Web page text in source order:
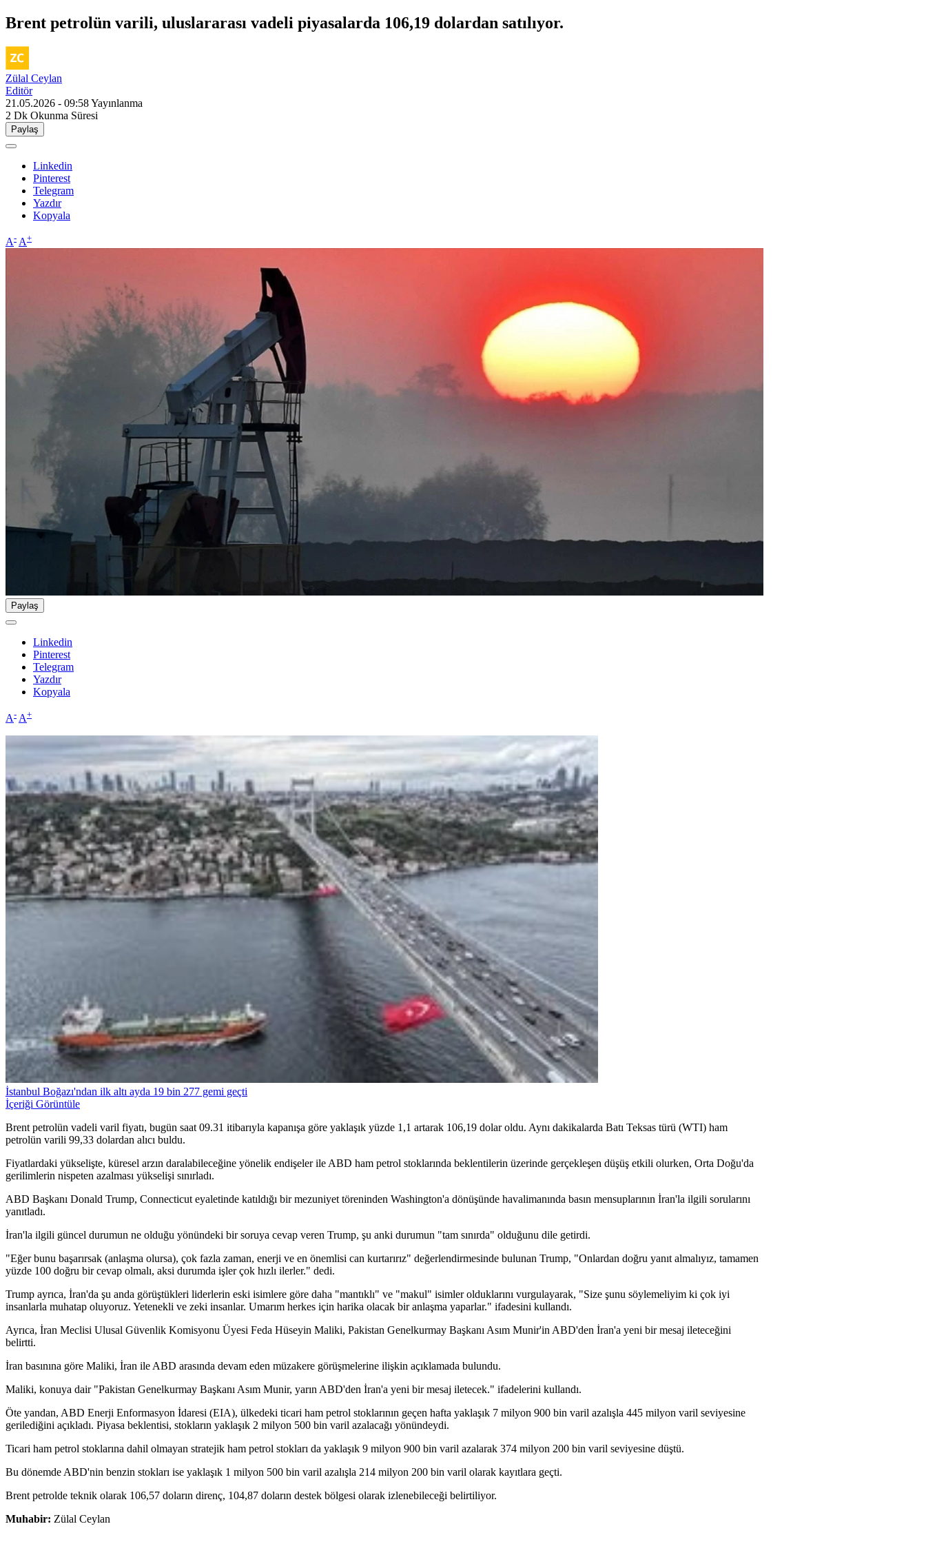
Brent petrolün varili, uluslararası vadeli piyasalarda 106,19 dolardan satılıyor.
Zülal Ceylan
Editör
21.05.2026 - 09:58Yayınlanma
2 Dk Okunma Süresi
Paylaş
Linkedin
Pinterest
Telegram
Yazdır
Kopyala
A- A+
Paylaş
Linkedin
Pinterest
Telegram
Yazdır
Kopyala
A- A+
İstanbul Boğazı'ndan ilk altı ayda 19 bin 277 gemi geçti
İçeriği Görüntüle
Brent petrolün vadeli varil fiyatı, bugün saat 09.31 itibarıyla kapanışa göre yaklaşık yüzde 1,1 artarak 106,19 dolar oldu. Aynı dakikalarda Batı Teksas türü (WTI) ham
petrolün varili 99,33 dolardan alıcı buldu.
Fiyatlardaki yükselişte, küresel arzın daralabileceğine yönelik endişeler ile ABD ham petrol stoklarında beklentilerin üzerinde gerçekleşen düşüş etkili olurken, Orta Doğu'da
gerilimlerin nispeten azalması yükselişi sınırladı.
ABD Başkanı Donald Trump, Connecticut eyaletinde katıldığı bir mezuniyet töreninden Washington'a dönüşünde havalimanında basın mensuplarının İran'la ilgili sorularını
yanıtladı.
İran'la ilgili güncel durumun ne olduğu yönündeki bir soruya cevap veren Trump, şu anki durumun "tam sınırda" olduğunu dile getirdi.
"Eğer bunu başarırsak (anlaşma olursa), çok fazla zaman, enerji ve en önemlisi can kurtarırız" değerlendirmesinde bulunan Trump, "Onlardan doğru yanıt almalıyız, tamamen
yüzde 100 doğru bir cevap olmalı, aksi durumda işler çok hızlı ilerler." dedi.
Trump ayrıca, İran'da şu anda görüştükleri liderlerin eski isimlere göre daha "mantıklı" ve "makul" isimler olduklarını vurgulayarak, "Size şunu söylemeliyim ki çok iyi
insanlarla muhatap oluyoruz. Yetenekli ve zeki insanlar. Umarım herkes için harika olacak bir anlaşma yaparlar." ifadesini kullandı.
Ayrıca, İran Meclisi Ulusal Güvenlik Komisyonu Üyesi Feda Hüseyin Maliki, Pakistan Genelkurmay Başkanı Asım Munir'in ABD'den İran'a yeni bir mesaj ileteceğini
belirtti.
İran basınına göre Maliki, İran ile ABD arasında devam eden müzakere görüşmelerine ilişkin açıklamada bulundu.
Maliki, konuya dair "Pakistan Genelkurmay Başkanı Asım Munir, yarın ABD'den İran'a yeni bir mesaj iletecek." ifadelerini kullandı.
Öte yandan, ABD Enerji Enformasyon İdaresi (EIA), ülkedeki ticari ham petrol stoklarının geçen hafta yaklaşık 7 milyon 900 bin varil azalışla 445 milyon varil seviyesine
gerilediğini açıkladı. Piyasa beklentisi, stokların yaklaşık 2 milyon 500 bin varil azalacağı yönündeydi.
Ticari ham petrol stoklarına dahil olmayan stratejik ham petrol stokları da yaklaşık 9 milyon 900 bin varil azalarak 374 milyon 200 bin varil seviyesine düştü.
Bu dönemde ABD'nin benzin stokları ise yaklaşık 1 milyon 500 bin varil azalışla 214 milyon 200 bin varil olarak kayıtlara geçti.
Brent petrolde teknik olarak 106,57 doların direnç, 104,87 doların destek bölgesi olarak izlenebileceği belirtiliyor.
Muhabir: Zülal Ceylan